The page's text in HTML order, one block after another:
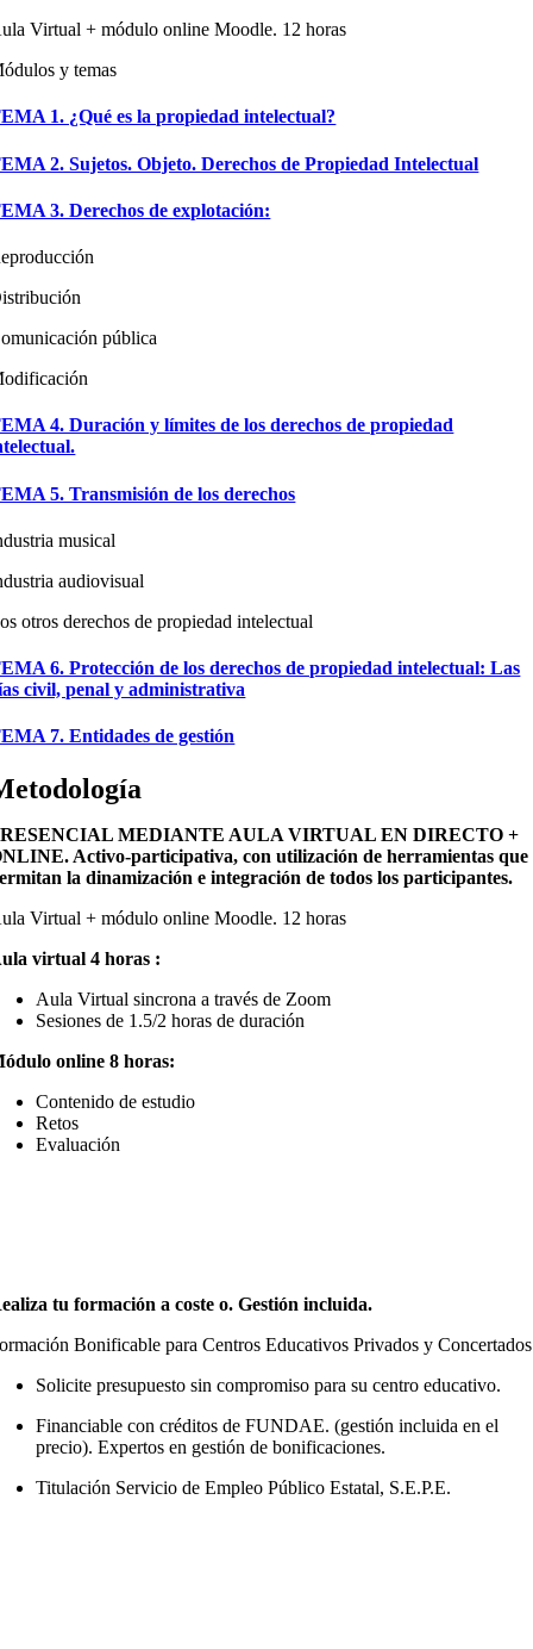
Virtual + módulo online Moodle. 12 horas
y temas
1. ¿Qué es la propiedad intelectual?
2. Sujetos. Objeto. Derechos de Propiedad Intelectual
3. Derechos de explotación:
pública
4. Duración y límites de los derechos de propiedad
5. Transmisión de los derechos
musical
audiovisual
otros derechos de propiedad intelectual
6. Protección de los derechos de propiedad intelectual: Las
civil, penal y administrativa
7. Entidades de gestión
MEDIANTE AULA VIRTUAL EN DIRECTO +
Activo-participativa, con utilización de herramientas que
la dinamización e integración de todos los participantes.
Virtual + módulo online Moodle. 12 horas
virtual 4 horas :
Aula Virtual sincrona a través de Zoom
Sesiones de 1.5/2 horas de duración
online 8 horas:
Contenido de estudio
Retos
Evaluación
tu formación a coste o. Gestión incluida.
Bonificable para Centros Educativos Privados y
Solicite presupuesto sin compromiso para su centro educativo.
Financiable con créditos de FUNDAE. (gestión incluida en el
precio). Expertos en gestión de bonificaciones.
Titulación Servicio de Empleo Público Estatal, S.E.P.E.